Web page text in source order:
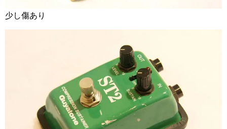
少し傷あり